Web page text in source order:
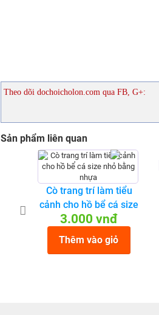
Theo dõi dochoicholon.com qua FB, G+:
Sản phẩm liên quan
Cò trang trí làm tiểu
cảnh cho hồ bể cá size
nhỏ bằng nhựa
3.000 vnđ
Thêm vào giỏ